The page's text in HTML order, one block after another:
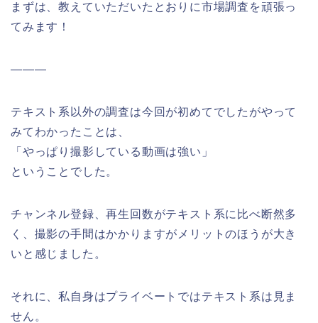
まずは、教えていただいたとおりに市場調査を頑張っ
てみます！
———
テキスト系以外の調査は今回が初めてでしたがやって
みてわかったことは、
「やっぱり撮影している動画は強い」
ということでした。
チャンネル登録、再生回数がテキスト系に比べ断然多
く、撮影の手間はかかりますがメリットのほうが大き
いと感じました。
それに、私自身はプライベートではテキスト系は見ま
せん。